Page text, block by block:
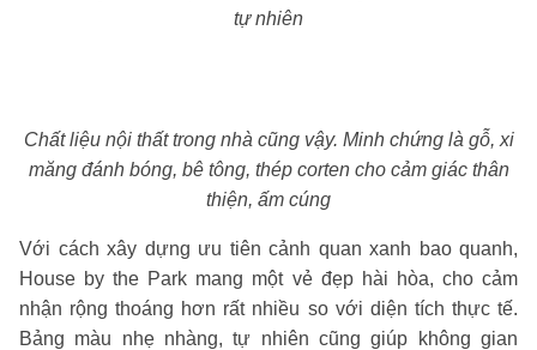
tự nhiên
Chất liệu nội thất trong nhà cũng vậy. Minh chứng là gỗ, xi
măng đánh bóng, bê tông, thép corten cho cảm giác thân
thiện, ấm cúng
Với cách xây dựng ưu tiên cảnh quan xanh bao quanh,
House by the Park mang một vẻ đẹp hài hòa, cho cảm
nhận rộng thoáng hơn rất nhiều so với diện tích thực tế.
Bảng màu nhẹ nhàng, tự nhiên cũng giúp không gian